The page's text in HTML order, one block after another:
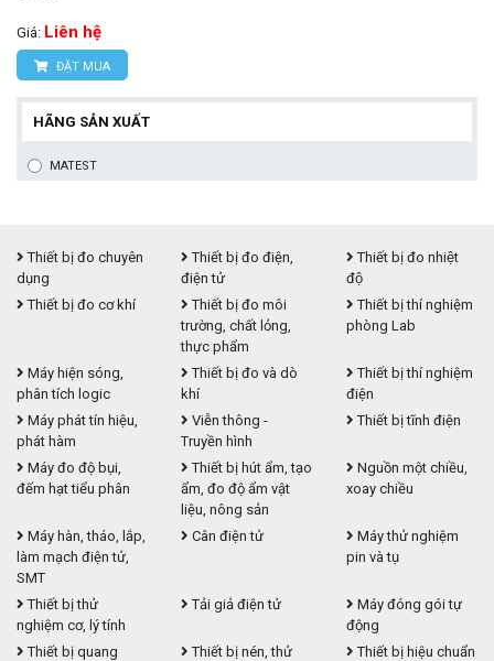
Giá: Liên hệ
ĐẶT MUA
HÃNG SẢN XUẤT
MATEST
Thiết bị đo chuyên
dụng
Thiết bị đo điện,
điện tử
Thiết bị đo nhiệt
độ
Thiết bị đo cơ khí
Thiết bị đo môi
trường, chất lỏng,
thực phẩm
Thiết bị thí nghiệm
phòng Lab
Máy hiện sóng,
phân tích logic
Thiết bị đo và dò
khí
Thiết bị thí nghiệm
điện
Máy phát tín hiệu,
phát hàm
Viễn thông -
Truyền hình
Thiết bị tĩnh điện
Máy đo độ bụi,
đếm hạt tiểu phân
Thiết bị hút ẩm, tạo
ẩm, đo độ ẩm vật
liệu, nông sản
Nguồn một chiều,
xoay chiều
Máy hàn, tháo, lắp,
làm mạch điện tử,
SMT
Cân điện tử
Máy thử nghiệm
pin và tụ
Thiết bị thử
nghiệm cơ, lý tính
Tải giả điện tử
Máy đóng gói tự
động
Thiết bị quang
Thiết bị nén, thử
Thiết bị hiệu chuẩn